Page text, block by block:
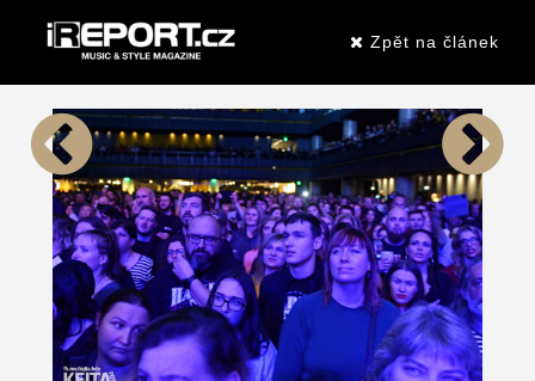
Zpět na článek